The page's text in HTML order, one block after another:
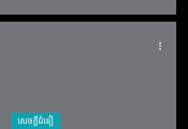
respond to God's
សេចក្តីជំនឿ